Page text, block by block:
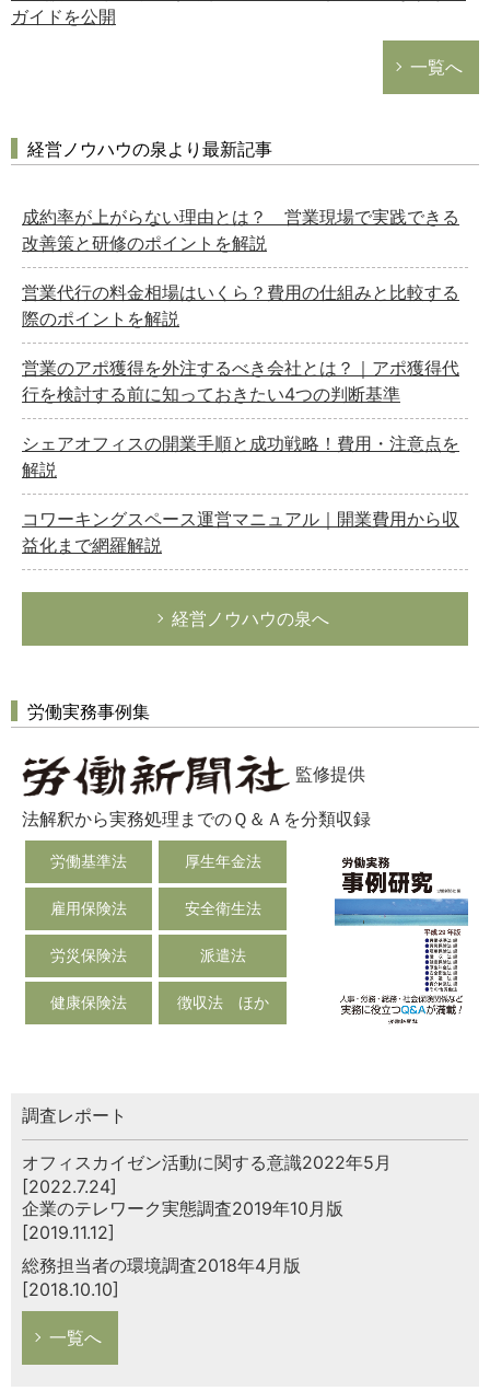
ガイドを公開
一覧へ
経営ノウハウの泉より最新記事
成約率が上がらない理由とは？ 営業現場で実践できる
改善策と研修のポイントを解説
営業代行の料金相場はいくら？費用の仕組みと比較する
際のポイントを解説
営業のアポ獲得を外注するべき会社とは？｜アポ獲得代
行を検討する前に知っておきたい4つの判断基準
シェアオフィスの開業手順と成功戦略！費用・注意点を
解説
コワーキングスペース運営マニュアル｜開業費用から収
益化まで網羅解説
経営ノウハウの泉へ
労働実務事例集
監修提供
法解釈から実務処理までのＱ＆Ａを分類収録
労働基準法 厚生年金法
雇用保険法 安全衛生法
労災保険法 派遣法
健康保険法 徴収法 ほか
調査レポート
オフィスカイゼン活動に関する意識2022年5月
[2022.7.24]
企業のテレワーク実態調査2019年10月版
[2019.11.12]
総務担当者の環境調査2018年4月版
[2018.10.10]
一覧へ